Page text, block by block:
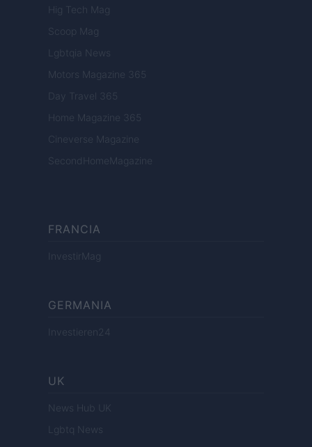
Hig Tech Mag
Scoop Mag
Lgbtqia News
Motors Magazine 365
Day Travel 365
Home Magazine 365
Cineverse Magazine
SecondHomeMagazine
FRANCIA
InvestirMag
GERMANIA
Investieren24
UK
News Hub UK
Lgbtq News